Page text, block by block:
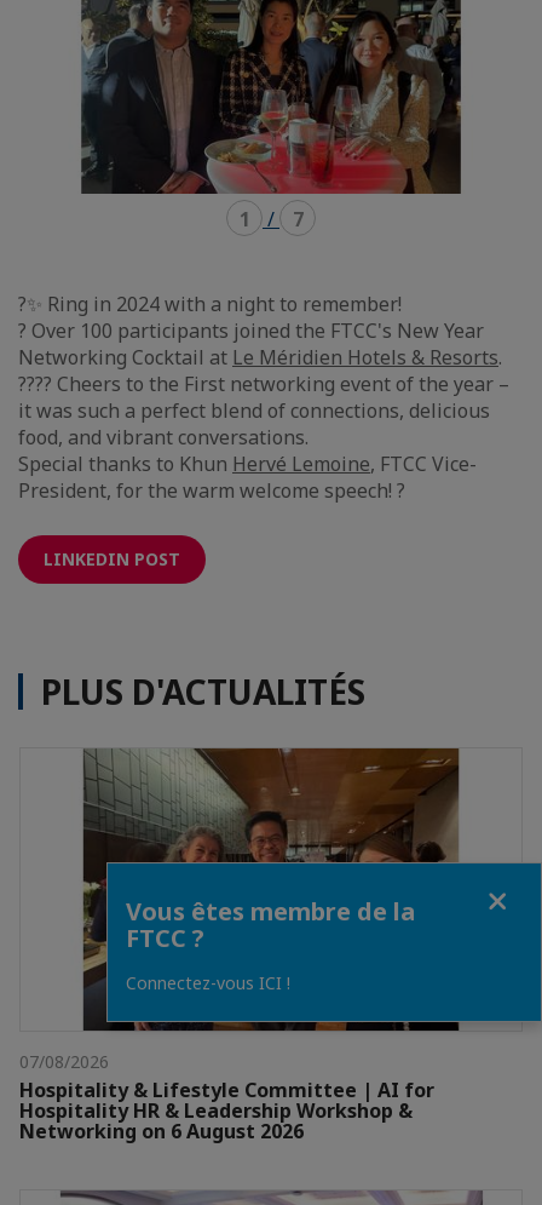
1 / 7
?✨ Ring in 2024 with a night to remember!
? Over 100 participants joined the FTCC's New Year
Networking Cocktail at Le Méridien Hotels & Resorts.
???? Cheers to the First networking event of the year –
it was such a perfect blend of connections, delicious
food, and vibrant conversations.
Special thanks to Khun Hervé Lemoine, FTCC Vice-
President, for the warm welcome speech! ?
LINKEDIN POST
PLUS D'ACTUALITÉS
07/08/2026
Hospitality & Lifestyle Committee | AI for
Hospitality HR & Leadership Workshop &
Networking on 6 August 2026
Vous êtes membre de la
FTCC ?
Connectez-vous ICI !